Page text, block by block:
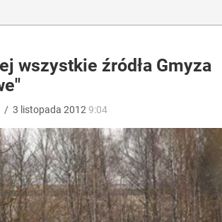
wszystkie źródła Gmyza
/ 3 listopada 2012 9:04